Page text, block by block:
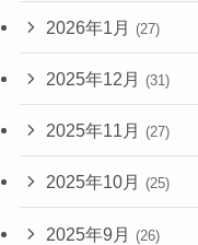
2026年1月 (27)
2025年12月 (31)
2025年11月 (27)
2025年10月 (25)
2025年9月 (26)